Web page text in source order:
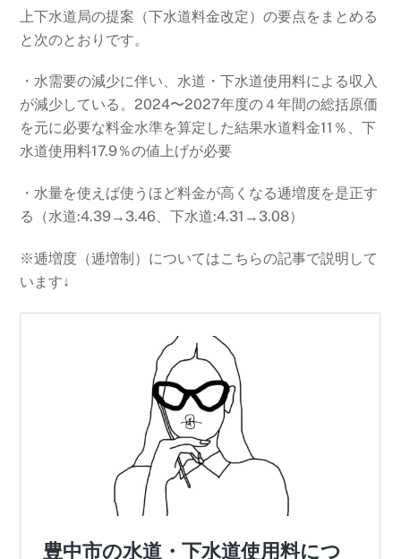
上下水道局の提案（下水道料金改定）の要点をまとめる
と次のとおりです。
・水需要の減少に伴い、水道・下水道使用料による収入
が減少している。2024〜2027年度の４年間の総括原価
を元に必要な料金水準を算定した結果水道料金11％、下
水道使用料17.9％の値上げが必要
・水量を使えば使うほど料金が高くなる逓増度を是正す
る（水道:4.39→3.46、下水道:4.31→3.08）
※逓増度（逓増制）についてはこちらの記事で説明して
います↓